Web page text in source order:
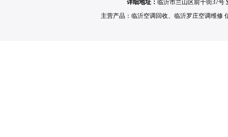
详细地址： 临沂市兰山区前十街37号
主营产品： 临沂空调回收、 临沂罗庄空调维修